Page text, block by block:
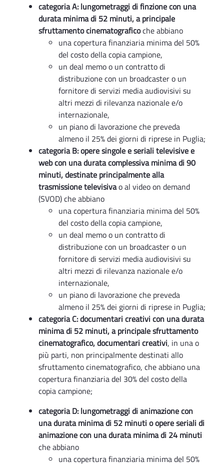
categoria A: lungometraggi di finzione con una
durata minima di 52 minuti, a principale
sfruttamento cinematograficoche abbiano
una copertura finanziaria minima del 50%
del costo della copia campione,
un deal memo o un contratto di
distribuzione con un broadcaster o un
fornitore di servizi media audiovisivi su
altri mezzi di rilevanza nazionale e/o
internazionale,
un piano di lavorazione che preveda
almeno il 25% dei giorni di riprese in Puglia;
categoria B: opere singole e seriali televisive e
web con una durata complessiva minima di 90
minuti, destinate principalmente alla
trasmissione televisivao al video on demand
(SVOD) che abbiano
una copertura finanziaria minima del 50%
del costo della copia campione,
un deal memo o un contratto di
distribuzione con un broadcaster o un
fornitore di servizi media audiovisivi su
altri mezzi di rilevanza nazionale e/o
internazionale,
un piano di lavorazione che preveda
almeno il 25% dei giorni di riprese in Puglia;
categoria C: documentari creativi con una durata
minima di 52 minuti, a principale sfruttamento
cinematografico, documentari creativi, in una o
più parti, non principalmente destinati allo
sfruttamento cinematografico, che abbiano una
copertura finanziaria del 30% del costo della
copia campione;
categoria D: lungometraggi di animazione con
una durata minima di 52 minuti o opere seriali di
animazione con una durata minima di 24 minuti
che abbiano
una copertura finanziaria minima del 50%